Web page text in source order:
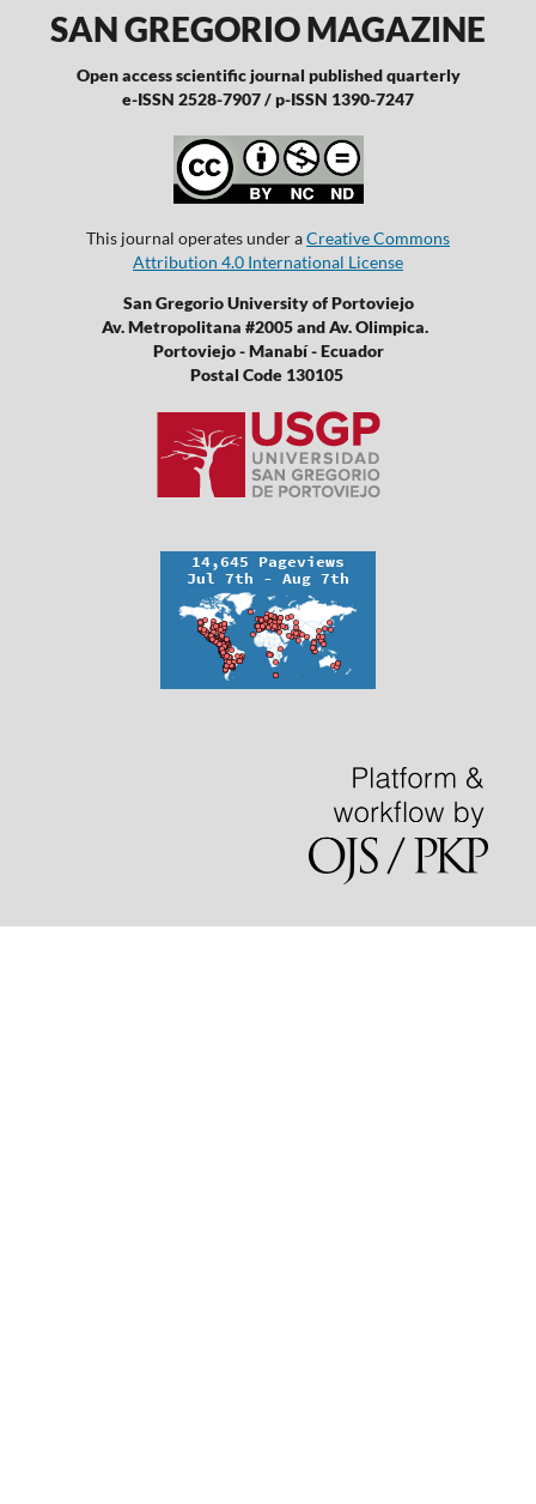
SAN GREGORIO MAGAZINE
Open access scientific journal published quarterly
e-ISSN 2528-7907 / p-ISSN 1390-7247
This journal operates under aCreative Commons
Attribution 4.0 International License
San Gregorio University of Portoviejo
Av. Metropolitana #2005 and Av. Olimpica.
Portoviejo - Manabí - Ecuador
Postal Code 130105